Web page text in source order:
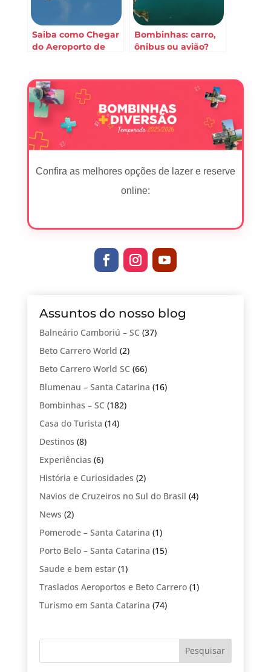
Saiba como Chegar
do Aeroporto de
Bombinhas: carro,
ônibus ou avião?
Confira as melhores opções de lazer e reserve
online:
Assuntos do nosso blog
Balneário Camboriú – SC (37)
Beto Carrero World (2)
Beto Carrero World SC (66)
Blumenau – Santa Catarina (16)
Bombinhas – SC (182)
Casa do Turista (14)
Destinos (8)
Experiências (6)
História e Curiosidades (2)
Navios de Cruzeiros no Sul do Brasil (4)
News (2)
Pomerode – Santa Catarina (1)
Porto Belo – Santa Catarina (15)
Saude e bem estar(1)
Traslados Aeroportos e Beto Carrero(1)
Turismo em Santa Catarina (74)